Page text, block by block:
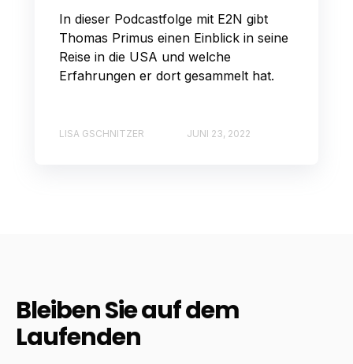
In dieser Podcastfolge mit E2N gibt
Thomas Primus einen Einblick in seine
Reise in die USA und welche
Erfahrungen er dort gesammelt hat.
LISA GSCHNITZER JUNI 23, 2022
Bleiben Sie auf dem
Laufenden